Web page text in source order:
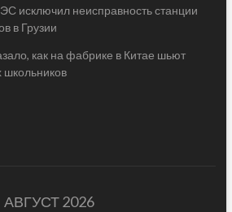
исключил неисправность станции
в Грузии
как на фабрике в Китае шьют
школьников
АВГУСТ 2026